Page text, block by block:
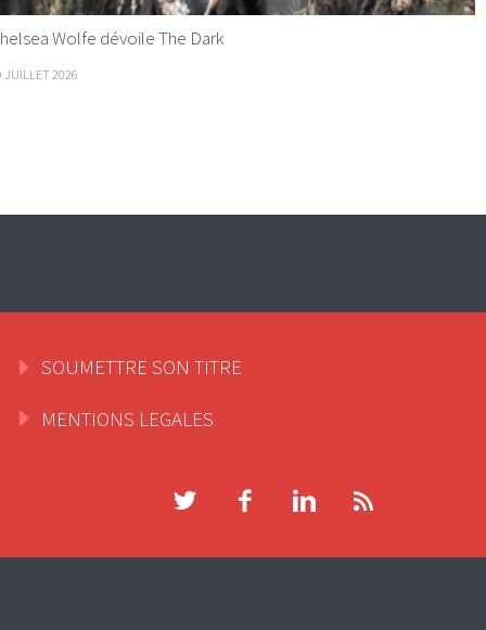
Wolfe dévoile The Dark
JUILLET 2026
SOUMETTRE SON TITRE
MENTIONS LEGALES